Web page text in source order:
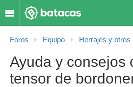
Foros Equipo Herrajes y otros
Ayuda y consejos
tensor de